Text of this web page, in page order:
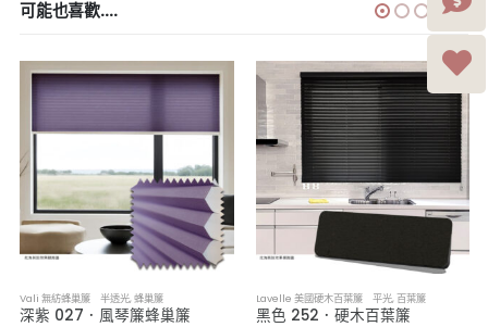
可能也喜歡....
Vali 無紡蜂巢簾 半透光,蜂巢簾
深紫 027．風琴簾蜂巢簾
Lavelle 美國硬木百葉簾 平光,百葉簾
黑色 252．硬木百葉簾